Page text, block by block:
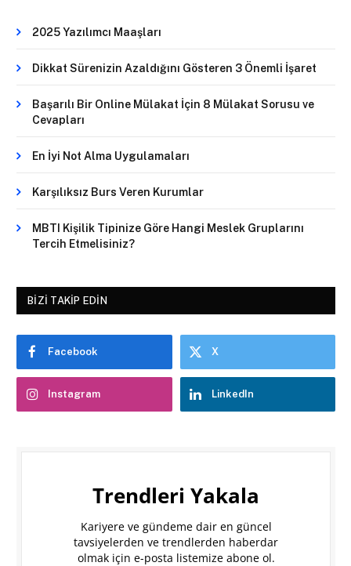
2025 Yazılımcı Maaşları
Dikkat Sürenizin Azaldığını Gösteren 3 Önemli İşaret
Başarılı Bir Online Mülakat İçin 8 Mülakat Sorusu ve
Cevapları
En İyi Not Alma Uygulamaları
Karşılıksız Burs Veren Kurumlar
MBTI Kişilik Tipinize Göre Hangi Meslek Gruplarını
Tercih Etmelisiniz?
BIZI TAKIP EDIN
Facebook X
Instagram LinkedIn
Trendleri Yakala
Kariyere ve gündeme dair en güncel
tavsiyelerden ve trendlerden haberdar
olmak için e-posta listemize abone ol.